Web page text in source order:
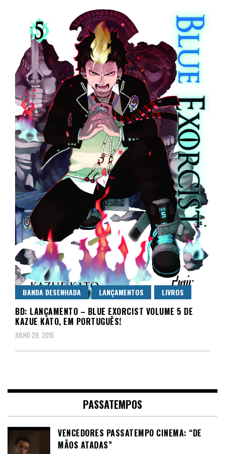
BANDA DESENHADA LANÇAMENTOS LIVROS
BD: LANÇAMENTO – BLUE EXORCIST VOLUME 5 DE
JULHO 28, 2015
PASSATEMPOS
VENCEDORES PASSATEMPO CINEMA: “DE
MÃOS ATADAS”